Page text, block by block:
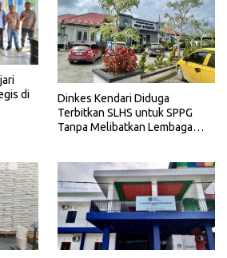
di
Dinkes Kendari Diduga
Terbitkan SLHS untuk SPPG
Tanpa Melibatkan Lembaga